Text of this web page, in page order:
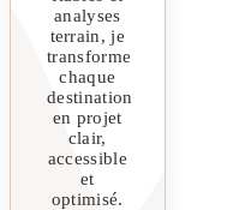
analyses
terrain, je
transforme
chaque
destination
en projet
clair,
accessible
et
optimisé.